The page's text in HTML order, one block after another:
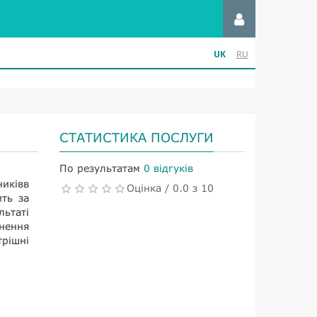
UK RU
за
СТАТИСТИКА ПОСЛУГИ
По результатам 0 відгуків
Оцінка / 0.0 з 10